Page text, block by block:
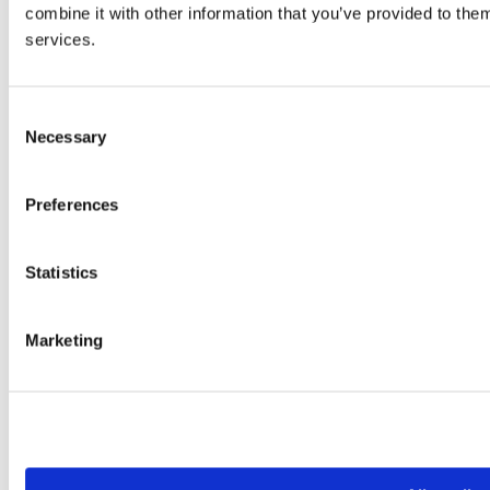
combine it with other information that you’ve provided to
services.
Selection
Necessary
Preferences
Statistics
Marketing